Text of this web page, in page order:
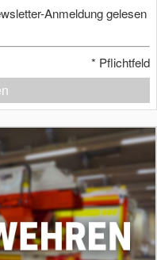
Anmeldung gelesen
* Pflichtfeld